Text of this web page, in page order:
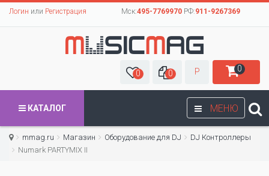
Логин или Регистрация Мск:495-7769970РФ:911-9267369
0 0 Р 0
МЕНЮ
КАТАЛОГ
mmag.ru Магазин Оборудование для DJ
DJ Контроллеры
Numark PARTYMIX II